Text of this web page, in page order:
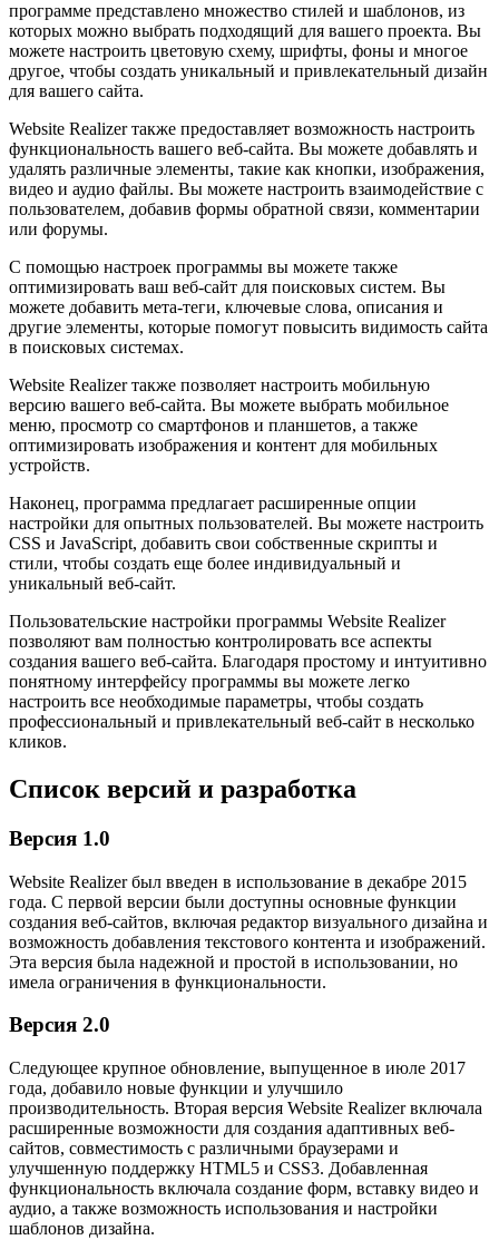
программе представлено множество стилей и шаблонов, из
которых можно выбрать подходящий для вашего проекта. Вы
можете настроить цветовую схему, шрифты, фоны и многое
другое, чтобы создать уникальный и привлекательный дизайн
для вашего сайта.
Website Realizer также предоставляет возможность настроить
функциональность вашего веб-сайта. Вы можете добавлять и
удалять различные элементы, такие как кнопки, изображения,
видео и аудио файлы. Вы можете настроить взаимодействие с
пользователем, добавив формы обратной связи, комментарии
или форумы.
С помощью настроек программы вы можете также
оптимизировать ваш веб-сайт для поисковых систем. Вы
можете добавить мета-теги, ключевые слова, описания и
другие элементы, которые помогут повысить видимость сайта
в поисковых системах.
Website Realizer также позволяет настроить мобильную
версию вашего веб-сайта. Вы можете выбрать мобильное
меню, просмотр со смартфонов и планшетов, а также
оптимизировать изображения и контент для мобильных
устройств.
Наконец, программа предлагает расширенные опции
настройки для опытных пользователей. Вы можете настроить
CSS и JavaScript, добавить свои собственные скрипты и
стили, чтобы создать еще более индивидуальный и
уникальный веб-сайт.
Пользовательские настройки программы Website Realizer
позволяют вам полностью контролировать все аспекты
создания вашего веб-сайта. Благодаря простому и интуитивно
понятному интерфейсу программы вы можете легко
настроить все необходимые параметры, чтобы создать
профессиональный и привлекательный веб-сайт в несколько
кликов.
Список версий и разработка
Версия 1.0
Website Realizer был введен в использование в декабре 2015
года. С первой версии были доступны основные функции
создания веб-сайтов, включая редактор визуального дизайна и
возможность добавления текстового контента и изображений.
Эта версия была надежной и простой в использовании, но
имела ограничения в функциональности.
Версия 2.0
Следующее крупное обновление, выпущенное в июле 2017
года, добавило новые функции и улучшило
производительность. Вторая версия Website Realizer включала
расширенные возможности для создания адаптивных веб-
сайтов, совместимость с различными браузерами и
улучшенную поддержку HTML5 и CSS3. Добавленная
функциональность включала создание форм, вставку видео и
аудио, а также возможность использования и настройки
шаблонов дизайна.